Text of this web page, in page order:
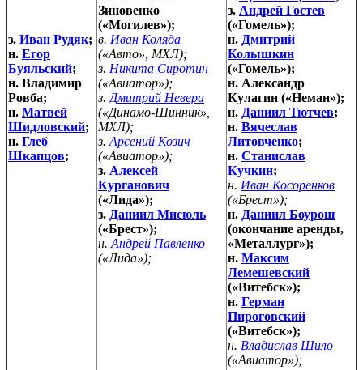
з. Иван Рудяк;
н. Егор
Буяльский;
н. Владимир
Ровба;
н. Матвей
Шидловский;
н. Глеб
Шкапцов;
Зиновенко
(«Могилев»);
в. Иван Коляда
(«Авто», МХЛ);
з. Никита Сиротин
(«Авиатор»);
з. Дмитрий Невера
(«Динамо-Шинник»,
МХЛ);
з. Арсений Козич
(«Авиатор»);
з. Алексей
Курганович
(«Лида»);
з. Даниил Мисюль
(«Брест»);
н. Андрей Павленко
(«Лида»);
з. Андрей Гостев
(«Гомель»);
н. Дмитрий
Колышкин
(«Гомель»);
н. Александр
Кулагин («Неман»);
н. Даниил Тютчев;
н. Вячеслав
Литовченко;
н. Станислав
Кучкин;
н. Иван Косоренков
(«Брест»);
н. Даниил Боурош
(окончание аренды,
«Металлург»);
н. Максим
Лемешевский
(«Витебск»);
н. Герман
Пироговский
(«Витебск»);
н. Владислав Шило
(«Авиатор»);